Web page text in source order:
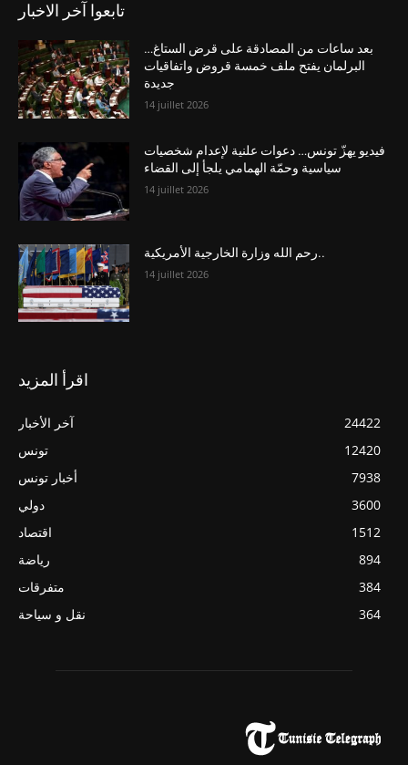
تابعوا آخر الاخبار
بعد ساعات من المصادقة على قرض الستاغ…
البرلمان يفتح ملف خمسة قروض واتفاقيات
جديدة
14 juillet 2026
فيديو يهزّ تونس… دعوات علنية لإعدام شخصيات
سياسية وحمّة الهمامي يلجأ إلى القضاء
14 juillet 2026
رحم الله وزارة الخارجية الأمريكية..
14 juillet 2026
اقرأ المزيد
آخر الأخبار
24422
تونس
12420
أخبار تونس
7938
دولي
3600
اقتصاد
1512
رياضة
894
متفرقات
384
نقل و سياحة
364